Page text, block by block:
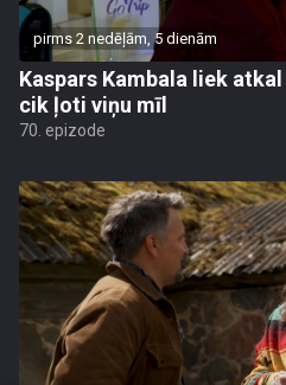
pirms 2 nedēļām, 5 dienām
Kaspars Kambala liek
cik ļoti viņu mīl
70. epizode